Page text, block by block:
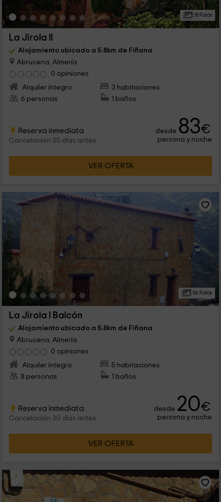
18 Fotos
La Jirola II
Alojamiento ubicado a 5.8km de Fiñana
Abrucena, Almería
0 opiniones
Alquiler íntegro
3 habitaciones
6 personas
1 baños
Reserva inmediata
Cancelación 30 días antes
desde 83€
persona y noche
VER OFERTA
36 Fotos
La Jirola I Balcón
Alojamiento ubicado a 5.8km de Fiñana
Abrucena, Almería
0 opiniones
Alquiler íntegro
5 habitaciones
8 personas
1 baños
Reserva inmediata
Cancelación 30 días antes
desde 20€
persona y noche
VER OFERTA